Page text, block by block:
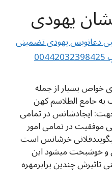
یهودی
دعانویس یهودی تضمینی
خواص بسیار از جمله
جامع الطلاسم کهن
ایجادشانس در تمامی
موفقیت در تمامی امور
خرشانس است
و خوشبخت میشود این
چندین برابرمهره